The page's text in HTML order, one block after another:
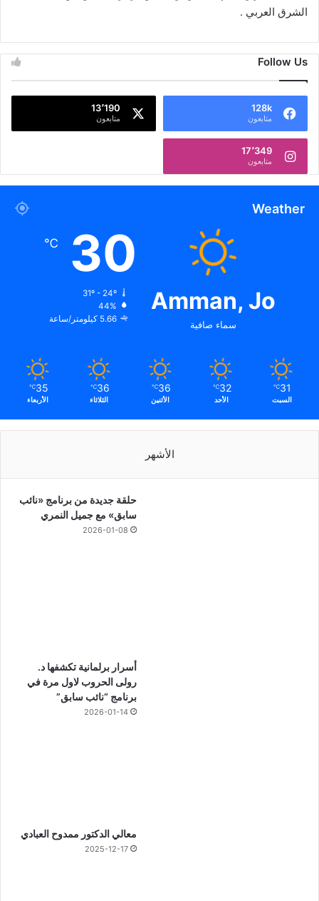
الشرق العربي .
Follow Us
128k
متابعون
13٬190
متابعون
17٬349
متابعون
Weather
Amman, Jo
سماء صافية
30
℃
31º - 24º
44%
5.66 كيلومتر/ساعة
31
℃
السبت
32
℃
الأحد
36
℃
الأثنين
36
℃
الثلاثاء
35
℃
الأربعاء
الأشهر
حلقة جديدة من برنامج «نائب
سابق» مع جميل النمري
2026-01-08
أسرار برلمانية تكشفها د.
رولى الحروب لاول مرة في
برنامج “نائب سابق”
2026-01-14
معالي الدكتور ممدوح العبادي
2025-12-17